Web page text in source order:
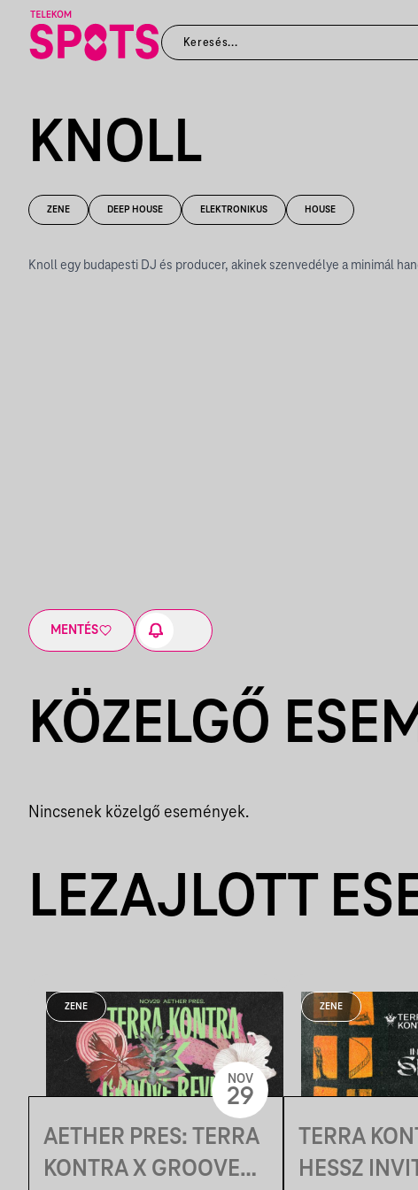
KNOLL
ZENE DEEP HOUSE ELEKTRONIKUS HOUSE
Knoll egy budapesti DJ és producer, akinek szenvedélye a minimál
MENTÉS
KÖZELGŐ
Nincsenek közelgő események.
LEZAJLOTT
ZENE
AETHER PRES: TERRA
KONTRA X GROOVE
NOV
29
ZENE
TERRA
HESSZ